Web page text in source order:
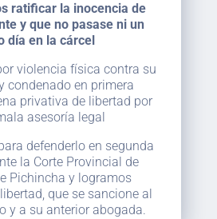
ratificar la inocencia de
y que no pasase ni un
día en la cárcel
violencia física contra su
condenado en primera
privativa de libertad por
asesoría legal
defenderlo en segunda
la Corte Provincial de
Pichincha y logramos
que se sancione al
y a su anterior abogada.